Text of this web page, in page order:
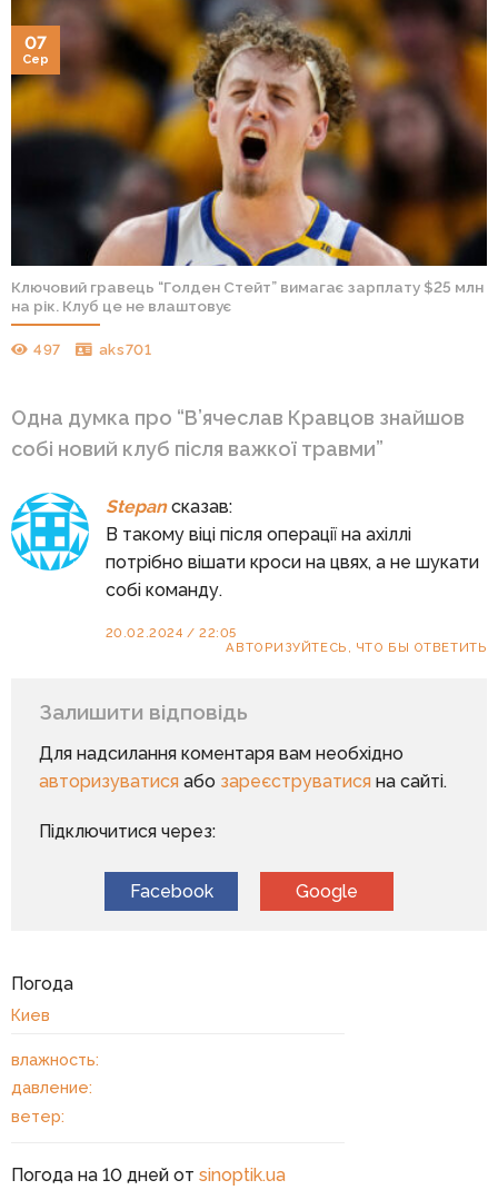
Ключовий гравець “Голден Стейт” вимагає зарплату $25 млн
на рік. Клуб це не влаштовує
497 aks701
07
Сер
Одна думка про “В’ячеслав Кравцов знайшов
собі новий клуб після важкої травми”
Stepan сказав:
В такому віці після операції на ахіллі
потрібно вішати кроси на цвях, а не шукати
собі команду.
20.02.2024 / 22:05
АВТОРИЗУЙТЕСЬ, ЧТО БЫ ОТВЕТИТЬ
Залишити відповідь
Для надсилання коментаря вам необхідно
авторизуватисяабо зареєструватисяна сайті.
Підключитися через:
Facebook Google
Погода
Киев
влажность:
давление:
ветер:
Погода на 10 дней от sinoptik.ua